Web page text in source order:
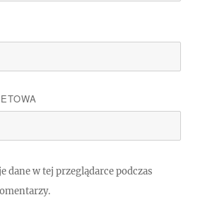
dane w tej przeglądarce podczas